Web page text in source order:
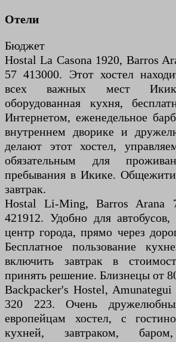
Отели
Бюджет
Hostal La Casona 1920, Barros
57 413000. Этот хостел
всех важных мест
оборудованная кухня,
Интернетом, еженедельное
внутреннем дворике и
делают этот хостел,
обязательным для
пребывания в Икике.
завтрак.
Hostal Li-Ming, Barros
421912. Удобно для
центр города, прямо через
Бесплатное пользование
включить завтрак в
принять решение. Близнецы от
Backpacker's Hostel,
320 223. Очень
европейцам хостел, с
кухней, завтраком,